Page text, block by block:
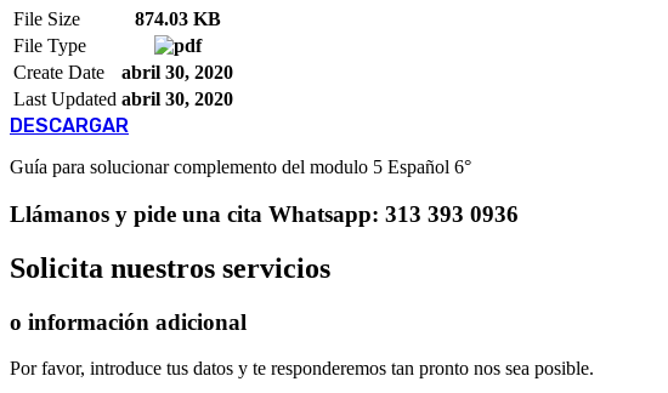
File Size
874.03 KB
File Type
Create Date
abril 30, 2020
Last Updated abril 30, 2020
DESCARGAR
Guía para solucionar complemento del modulo 5 Español 6°
Llámanos y pide una cita Whatsapp: 313 393 0936
Solicita nuestros servicios
o información adicional
Por favor, introduce tus datos y te responderemos tan pronto nos sea posible.